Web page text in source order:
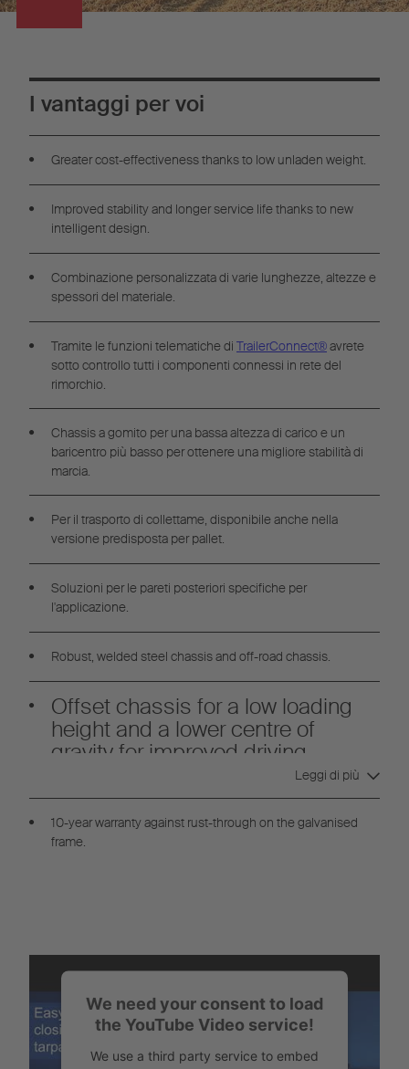
I vantaggi per voi
Greater cost-effectiveness thanks to low unladen weight.
Improved stability and longer service life thanks to new
intelligent design.
Combinazione personalizzata di varie lunghezze, altezze e
spessori del materiale.
Tramite le funzioni telematiche di TrailerConnect®avrete
sotto controllo tutti i componenti connessi in rete del
rimorchio.
Chassis a gomito per una bassa altezza di carico e un
baricentro più basso per ottenere una migliore stabilità di
marcia.
Per il trasporto di collettame, disponibile anche nella
versione predisposta per pallet.
Soluzioni per le pareti posteriori specifiche per
l'applicazione.
Robust, welded steel chassis and off-road chassis.
Offset chassis for a low loading
height and a lower centre of
gravity for improved driving
Leggi di più
10-year warranty against rust-through on the galvanised
frame.
We need your consent to load
the YouTube Video service!
We use a third party service to embed